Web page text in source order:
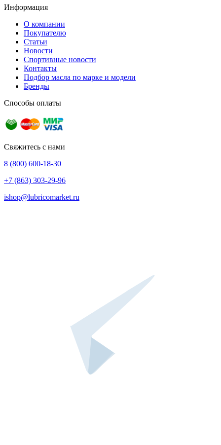
Информация
О компании
Покупателю
Статьи
Новости
Спортивные новости
Контакты
Подбор масла по марке и модели
Бренды
Способы оплаты
Свяжитесь с нами
8 (800) 600-18-30
+7 (863) 303-29-96
ishop@lubricomarket.ru